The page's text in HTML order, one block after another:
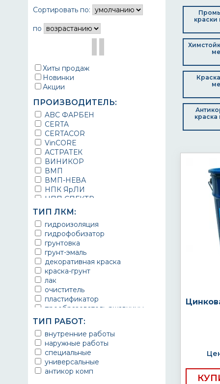
Сортировать по:
по
Хиты продаж
Новинки
Акции
ПРОИЗВОДИТЕЛЬ:
ABC ФАРБЕН
CERTA
CERTACOR
VinCORE
АСТРАТЕК
ВИНИКОР
ВМП
ВМП-НЕВА
НПК ЯрЛИ
НПП СПЕКТР
НПФ ЭМАЛЬ
ТЕРМА
УРЕПЛЕН
ТИП ЛКМ:
гидроизоляция
гидрофобизатор
грунтовка
грунт-эмаль
декоративная краска
краска-грунт
лак
очиститель
пластификатор
преобразователь ржавчины
эмаль
Краска
Покрытие
грунт эмаль
защитное покрытие
ТИП РАБОТ:
внутренние работы
наружные работы
специальные
универсальные
антикор комп
краски
краска